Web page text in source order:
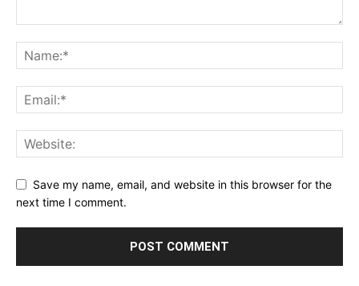
Save my name, email, and website in this browser for the
next time I comment.